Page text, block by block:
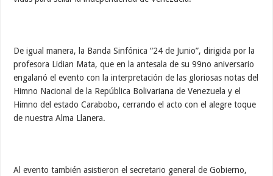
De igual manera, la Banda Sinfónica “24 de Junio”, dirigida por la
profesora Lidian Mata, que en la antesala de su 99no aniversario
engalanó el evento con la interpretación de las gloriosas notas del
Himno Nacional de la República Bolivariana de Venezuela y el
Himno del estado Carabobo, cerrando el acto con el alegre toque
de nuestra Alma Llanera.
Al evento también asistieron el secretario general de Gobierno,